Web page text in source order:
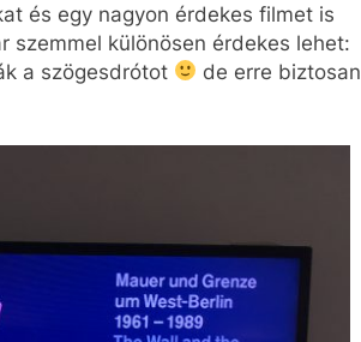
és egy nagyon érdekes filmet is
szemmel különösen érdekes lehet:
a szögesdrótot
de erre biztosan